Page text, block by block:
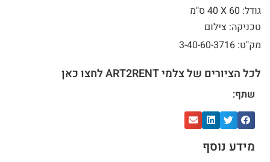
גודל: 60 X
40 ס"מ
טכניקה: צילום
מק"ט: 3-40-60-3716
לכל הציורים של צלמי ART2RENT לחצו כאן
שתף:
מידע נוסף